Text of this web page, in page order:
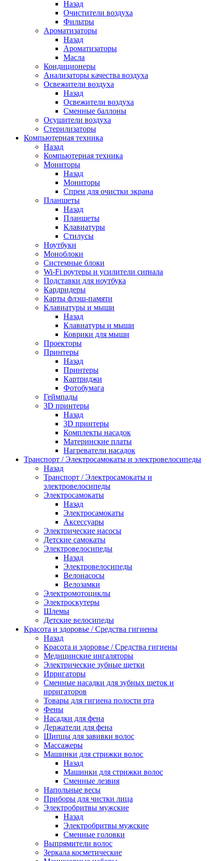
Назад
Очистители воздуха
Фильтры
Ароматизаторы
Назад
Ароматизаторы
Масла
Кондиционеры
Анализаторы качества воздуха
Освежители воздуха
Назад
Освежители воздуха
Сменные баллоны
Осушители воздуха
Стерилизаторы
Компьютерная техника
Назад
Компьютерная техника
Мониторы
Назад
Мониторы
Спреи для очистки экрана
Планшеты
Назад
Планшеты
Клавиатуры
Стилусы
Ноутбуки
Моноблоки
Системные блоки
Wi-Fi роутеры и усилители сиrнала
Подставки для ноутбука
Кардридеры
Карты флэш-памяти
Клавиатуры и мыши
Назад
Клавиатуры и мыши
Коврики для мыши
Проекторы
Принтеры
Назад
Принтеры
Картриджи
Фотобумага
Геймпады
3D принтеры
Назад
3D принтеры
Комплекты насадок
Материнские платы
Нагреватели насадок
Транспорт / Электросамокаты и электровелосипеды
Назад
Транспорт / Электросамокаты и
электровелосипеды
Электросамокаты
Назад
Электросамокаты
Аксессуары
Электрические насосы
Детские самокаты
Электровелосипеды
Назад
Электровелосипеды
Велонасосы
Велозамки
Электромотоциклы
Электроскутеры
Шлемы
Детские велосипеды
Красота и здоровье / Средства гигиены
Назад
Красота и здоровье / Средства гигиены
Медицинские ингаляторы
Электрические зубные щетки
Ирригаторы
Сменные насадки для зубных щеток и
ирригаторов
Товары для гигиена полости рта
Фены
Насадки для фена
Держатели для фена
Щипцы для завивки волос
Массажеры
Машинки для стрижки волос
Назад
Машинки для стрижки волос
Сменные лезвия
Напольные весы
Приборы для чистки лица
Электробритвы мужские
Назад
Электробритвы мужские
Сменные головки
Выпрямители волос
Зеркала косметические